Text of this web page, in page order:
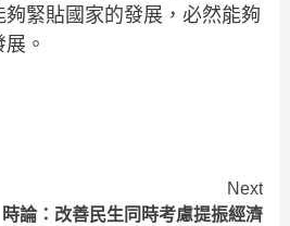
緊貼國家的發展，必然能夠
。
Next
時論：改善民生同時考慮提振經濟